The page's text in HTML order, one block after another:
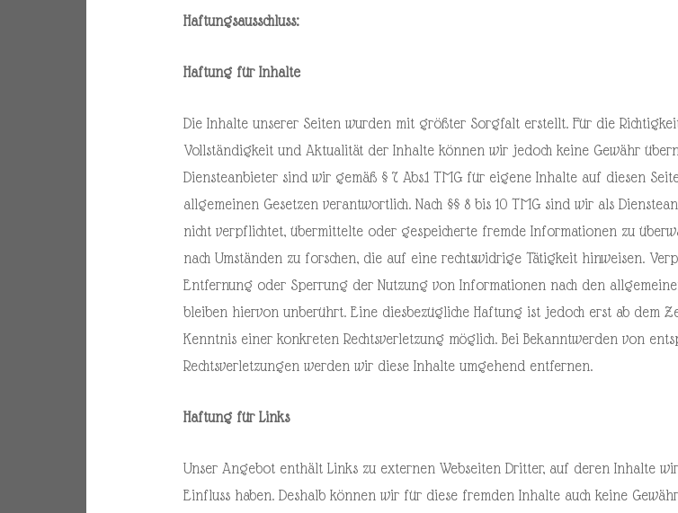
Haftungsausschluss:
Haftung für Inhalte
Die Inhalte unserer Seiten wurden mit größter Sorgfalt erstellt. Für die
Vollständigkeit und Aktualität der Inhalte können wir jedoch keine Gewähr
Diensteanbieter sind wir gemäß § 7 Abs.1 TMG für eigene Inhalte auf diesen
allgemeinen Gesetzen verantwortlich. Nach §§ 8 bis 10 TMG sind wir als
nicht verpflichtet, übermittelte oder gespeicherte fremde Informationen zu
nach Umständen zu forschen, die auf eine rechtswidrige Tätigkeit hinweisen.
Entfernung oder Sperrung der Nutzung von Informationen nach den
bleiben hiervon unberührt. Eine diesbezügliche Haftung ist jedoch erst ab dem
Kenntnis einer konkreten Rechtsverletzung möglich. Bei Bekanntwerden von
Rechtsverletzungen werden wir diese Inhalte umgehend entfernen.
Haftung für Links
Unser Angebot enthält Links zu externen Webseiten Dritter, auf deren Inhalte
Einfluss haben. Deshalb können wir für diese fremden Inhalte auch keine